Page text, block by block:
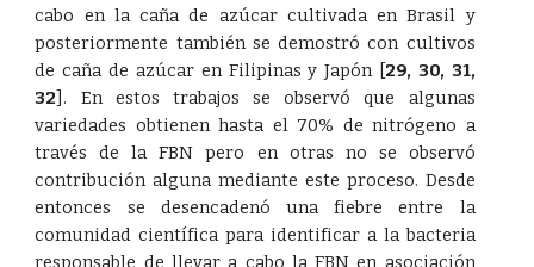
cabo en la caña de azúcar cultivada en Brasil y
posteriormente también se demostró con cultivos
de caña de azúcar en Filipinas y Japón [29, 30, 31,
32] . En estos trabajos se observó que algunas
variedades obtienen hasta el 70% de nitrógeno a
través de la FBN pero en otras no se observó
contribución alguna mediante este proceso. Desde
entonces se desencadenó una fiebre entre la
comunidad científica para identificar a la bacteria
responsable de llevar a cabo la FBN en asociación